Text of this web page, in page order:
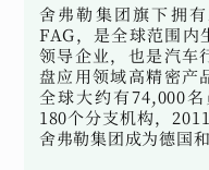
舍弗勒集团旗下拥
FAG，是全球范围内
领导企业，也是汽车
盘应用领域高精密产
全球大约有74,000
180个分支机构，
舍弗勒集团成为德国